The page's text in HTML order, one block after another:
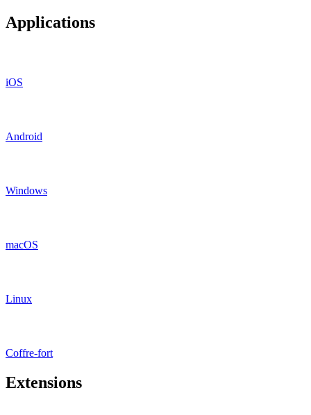
Applications
iOS
Android
Windows
macOS
Linux
Coffre-fort
Extensions